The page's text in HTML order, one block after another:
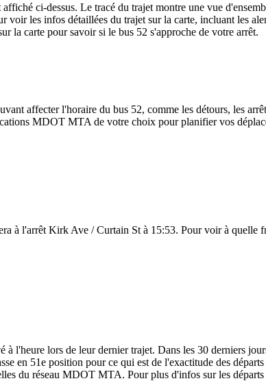
ci-dessus. Le tracé du trajet montre une vue
voir les infos détaillées du trajet sur la carte, incluant les
la carte pour savoir si le bus 52 s'approche de votre arrêt.
affecter l'horaire du bus 52, comme les détours, les
MDOT MTA de votre choix pour planifier vos
à l'arrêt Kirk Ave / Curtain St à 15:53. Pour voir à quelle
l'heure lors de leur dernier trajet. Dans les 30 derniers
en 51e position pour ce qui est de l'exactitude des
du réseau MDOT MTA. Pour plus d'infos sur les